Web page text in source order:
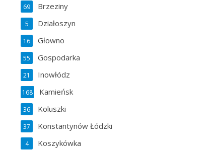
Brzeziny
69
Działoszyn
5
Głowno
16
Gospodarka
55
Inowłódz
21
Kamieńsk
168
Koluszki
36
Konstantynów Łódzki
37
Koszykówka
4